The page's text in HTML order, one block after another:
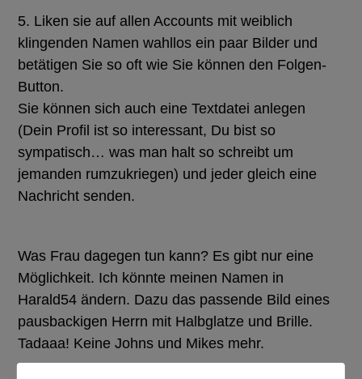
5. Liken sie auf allen Accounts mit weiblich
klingenden Namen wahllos ein paar Bilder und
betätigen Sie so oft wie Sie können den Folgen-
Button.
Sie können sich auch eine Textdatei anlegen
(Dein Profil ist so interessant, Du bist so
sympatisch… was man halt so schreibt um
jemanden rumzukriegen) und jeder gleich eine
Nachricht senden.
Was Frau dagegen tun kann? Es gibt nur eine
Möglichkeit. Ich könnte meinen Namen in
Harald54 ändern. Dazu das passende Bild eines
pausbackigen Herrn mit Halbglatze und Brille.
Tadaaa! Keine Johns und Mikes mehr.